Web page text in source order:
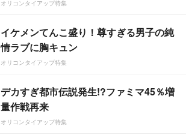
オリコンタイアップ特集
イケメンてんこ盛り！尊すぎる男子の純
情ラブに胸キュン
オリコンタイアップ特集
デカすぎ都市伝説発生!?ファミマ45％増
量作戦再来
オリコンタイアップ特集